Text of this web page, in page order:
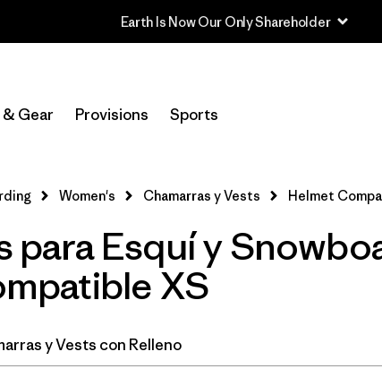
& Gear Provisions Sports
Selecciona una tienda
Filtrar por
Price
Filtrar por
Size
Filtrar por
Fit
Filtrar por
Color
Women's Chamarras y Vests Helmet
para Esquí y
XS
y Vests con Relleno